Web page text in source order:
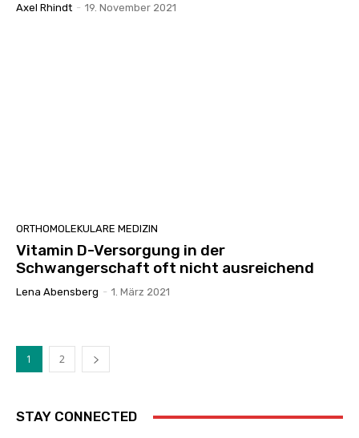
Axel Rhindt - 19. November 2021
ORTHOMOLEKULARE MEDIZIN
Vitamin D-Versorgung in der
Schwangerschaft oft nicht ausreichend
Lena Abensberg - 1. März 2021
1 2
STAY CONNECTED